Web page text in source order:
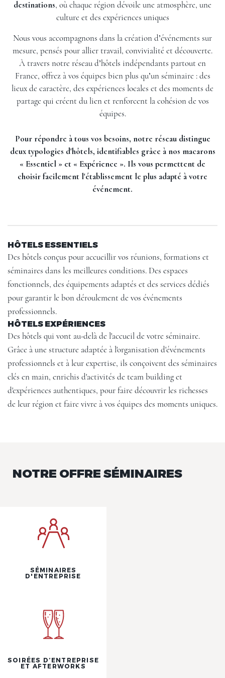
destinations, où chaque région dévoile une atmosphère, une
culture et des expériences uniques
Nous vous accompagnons dans la création d’événements sur
mesure, pensés pour allier travail, convivialité et découverte.
À travers notre réseau d’hôtels indépendants partout en
France, offrez à vos équipes bien plus qu’un séminaire : des
lieux de caractère, des expériences locales et des moments de
partage qui créent du lien et renforcent la cohésion de vos
équipes.
Pour répondre à tous vos besoins, notre réseau distingue
deux typologies d'hôtels, identifiables grâce à nos macarons
« Essentiel » et « Expérience ». Ils vous permettent de
choisir facilement l'établissement le plus adapté à votre
événement.
HÔTELS ESSENTIELS
Des hôtels conçus pour accueillir vos réunions, formations et
séminaires dans les meilleures conditions. Des espaces
fonctionnels, des équipements adaptés et des services dédiés
pour garantir le bon déroulement de vos événements
professionnels.
HÔTELS EXPÉRIENCES
Des hôtels qui vont au-delà de l'accueil de votre séminaire.
Grâce à une structure adaptée à l'organisation d'événements
professionnels et à leur expertise, ils conçoivent des séminaires
clés en main, enrichis d'activités de team building et
d'expériences authentiques, pour faire découvrir les richesses
de leur région et faire vivre à vos équipes des moments uniques.
NOTRE OFFRE SÉMINAIRES
SÉMINAIRES
D'ENTREPRISE
SOIRÉES D’ENTREPRISE
ET AFTERWORKS